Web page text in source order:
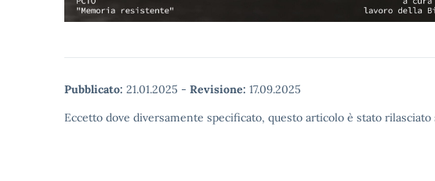
Pubblicato: 21.01.2025 - Revisione: 17.09.2025
Eccetto dove diversamente specificato, questo articolo è stato